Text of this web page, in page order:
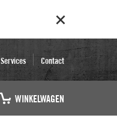
Services Contact
WINKELWAGEN